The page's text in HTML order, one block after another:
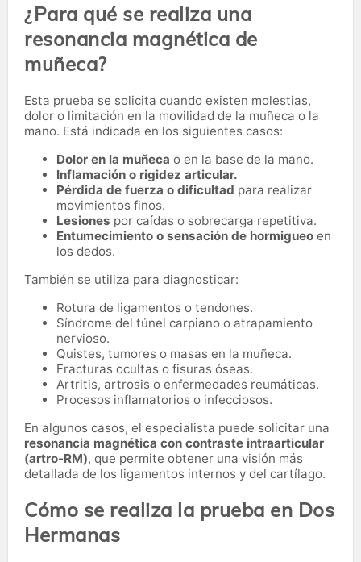
¿Para qué se realiza una
resonancia magnética de
muñeca?
Esta prueba se solicita cuando existen molestias,
dolor o limitación en la movilidad de la muñeca o la
mano. Está indicada en los siguientes casos:
Dolor en la muñeca o en la base de la mano.
Inflamación o rigidez articular.
Pérdida de fuerza o dificultad para realizar
movimientos finos.
Lesiones por caídas o sobrecarga repetitiva.
Entumecimiento o sensación de hormigueo en
los dedos.
También se utiliza para diagnosticar:
Rotura de ligamentos o tendones.
Síndrome del túnel carpiano o atrapamiento
nervioso.
Quistes, tumores o masas en la muñeca.
Fracturas ocultas o fisuras óseas.
Artritis, artrosis o enfermedades reumáticas.
Procesos inflamatorios o infecciosos.
En algunos casos, el especialista puede solicitar una
resonancia magnética con contraste intraarticular
(artro-RM), que permite obtener una visión más
detallada de los ligamentos internos y del cartílago.
Cómo se realiza la prueba en Dos
Hermanas